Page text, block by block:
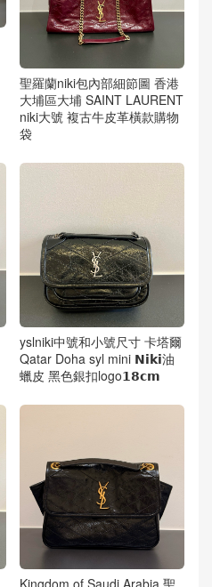
聖羅蘭niki包內部細節圖 香港
大埔區大埔 SAINT LAURENT
niki大號 複古牛皮革橫款購物
袋
yslniki中號和小號尺寸 卡塔爾
Qatar Doha syl mini 𝗡𝗶𝗸𝗶油
蠟皮 黑色銀扣logo𝟭𝟴𝗰𝗺